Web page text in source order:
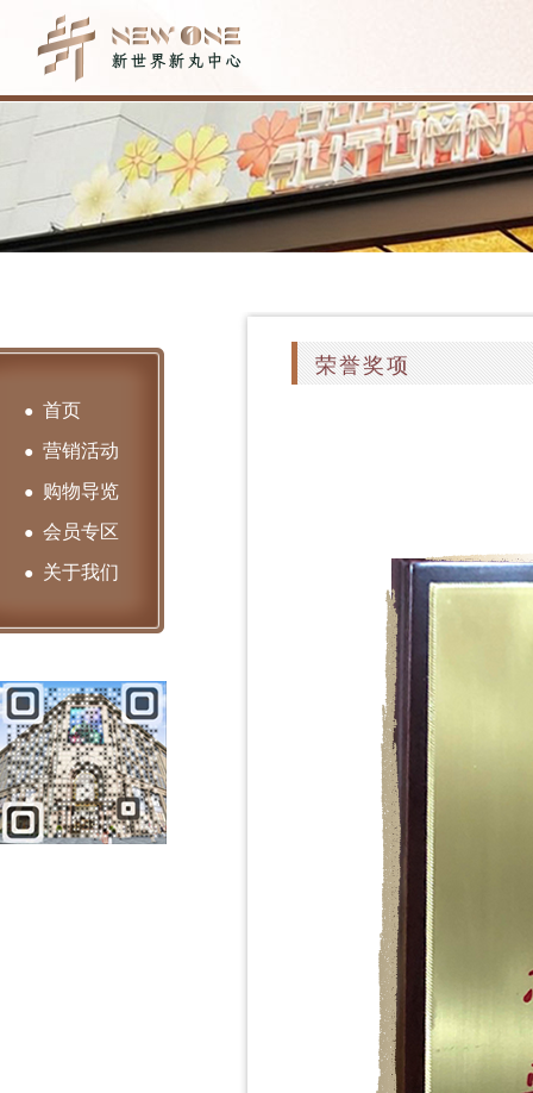
● 首页
● 营销活动
● 购物导览
● 会员专区
● 关于我们
荣誉奖项